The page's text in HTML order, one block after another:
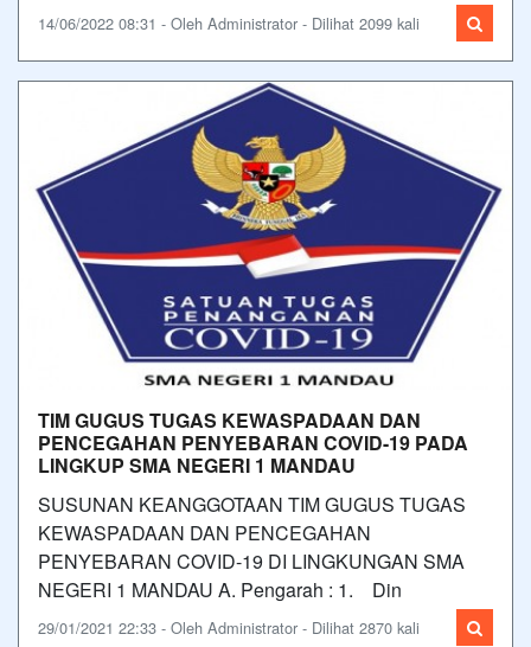
14/06/2022 08:31 - Oleh Administrator - Dilihat 2099 kali
TIM GUGUS TUGAS KEWASPADAAN DAN
PENCEGAHAN PENYEBARAN COVID-19 PADA
LINGKUP SMA NEGERI 1 MANDAU
SUSUNAN KEANGGOTAAN TIM GUGUS TUGAS
KEWASPADAAN DAN PENCEGAHAN
PENYEBARAN COVID-19 DI LINGKUNGAN SMA
NEGERI 1 MANDAU A. Pengarah : 1. Din
29/01/2021 22:33 - Oleh Administrator - Dilihat 2870 kali